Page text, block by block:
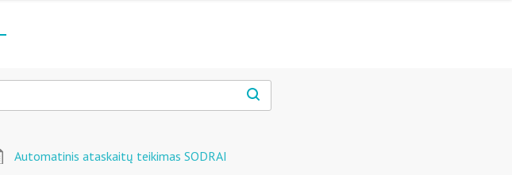
Automatinis ataskaitų teikimas SODRAI